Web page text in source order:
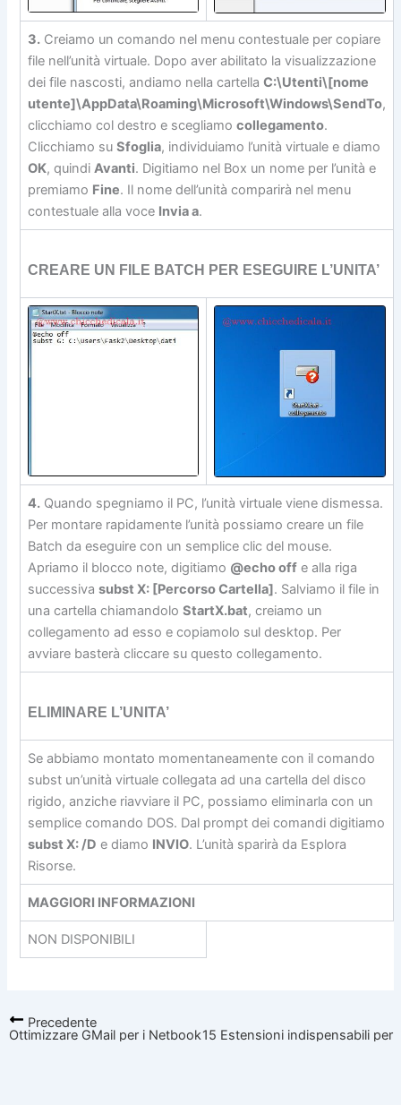
3. Creiamo un comando nel menu contestuale per copiare
file nell’unità virtuale. Dopo aver abilitato la visualizzazione
dei file nascosti, andiamo nella cartellaC:\Utenti\[nome
utente]\AppData\Roaming\Microsoft\Windows\SendTo,
clicchiamo col destro e scegliamocollegamento.
Clicchiamo suSfoglia, individuiamo l’unità virtuale e diamo
OK, quindiAvanti. Digitiamo nel Box un nome per l’unità e
premiamo Fine. Il nome dell’unità comparirà nel menu
contestuale alla voce Invia a.
CREARE UN FILE BATCH PER ESEGUIRE L’UNITA’
4. Quando spegniamo il PC, l’unità virtuale viene dismessa.
Per montare rapidamente l’unità possiamo creare un file
Batch da eseguire con un semplice clic del mouse.
Apriamo il blocco note, digitiamo @echo off e alla riga
successivasubst X: [Percorso Cartella]. Salviamo il file in
una cartella chiamandoloStartX.bat, creiamo un
collegamento ad esso e copiamolo sul desktop. Per
avviare basterà cliccare su questo collegamento.
ELIMINARE L’UNITA’
Se abbiamo montato momentaneamente con il comando
subst un’unità virtuale collegata ad una cartella del disco
rigido, anziche riavviare il PC, possiamo eliminarla con un
semplice comando DOS. Dal prompt dei comandi digitiamo
subst X: /D e diamo INVIO. L’unità sparirà da Esplora
Risorse.
MAGGIORI INFORMAZIONI
NON DISPONIBILI
Precedente
Ottimizzare GMail per i Netbook15 Estensioni indispensabili per